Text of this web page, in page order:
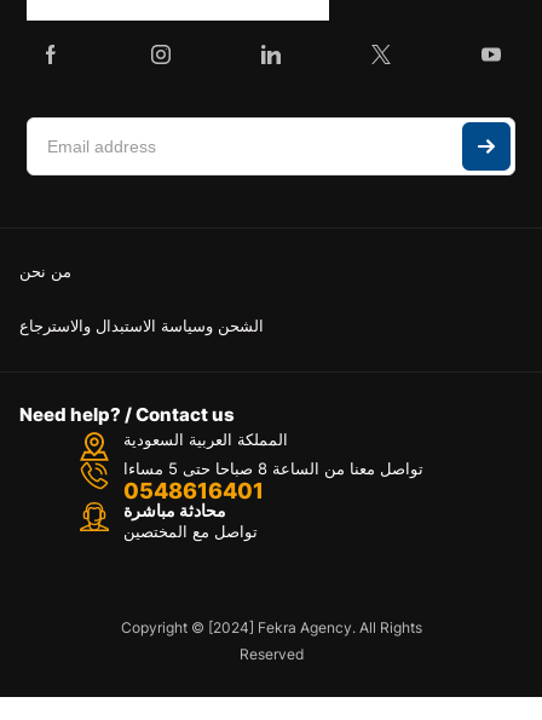
من نحن
الشحن وسياسة الاستبدال والاسترجاع
Need help? / Contact us
المملكة العربية السعودية
تواصل معنا من الساعة 8 صباحا حتى 5 مساءا
0548616401
محادثة مباشرة
تواصل مع المختصين
Copyright © [2024] Fekra Agency. All Rights
Reserved